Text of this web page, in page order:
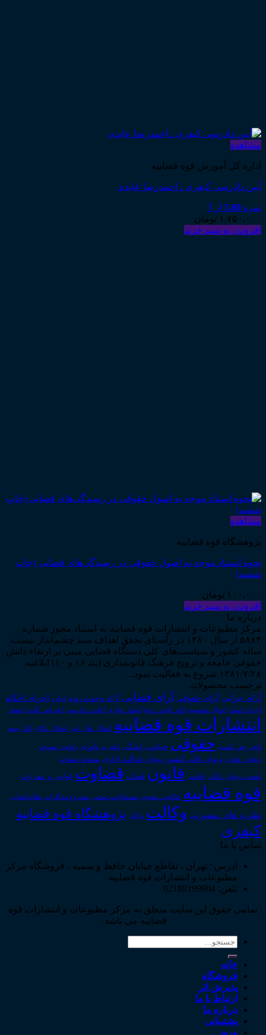
مشاهده
اداره کل آموزش قوه قضاییه
آیین دادرسی کیفری ـ احمدرضا عابدی
نمره 5.00 از 5
۱,۷۵۰,۰۰۰ تومان
افزودن به سبد خرید
مشاهده
پژوهشگاه قوه قضاییه
نحوه استناد موجه به اصول حقوقی در رسیدگی‌های قضایی (چاپ
ششم)
۱۰۰,۰۰۰ تومان
افزودن به سبد خرید
درباره ما
مرکز مطبوعات و انتشارات قوه قضاییه به استناد مجوز شماره
۵۸۸۴ از سال ۱۳۸۰ در راستای تحقق اهداف سند چشم‌انداز بیست
ساله کشور و سیاست‌های کلی دستگاه قضایی مبنی بر ارتقاء دانش
حقوقی جامعه و ترویج فرهنگ قانونمداری (بند ۱۶ و ۱۰) ابلاغیه
۱۳۸۱/۷/۲۸ شروع به فعالیت نمود...
برچسب محصولات
آرای جزایی آرای حقوقی آرای قضایی آرای وحدت رویه اجاره اجرای احکام
اجرای اسناد احوال شخصیه ادله_اثبات_دعوا اسناد_تجاری اعاده_دادرسی اعتراض_ثالث اعسار
انتشارات قوه قضاییه انتقال_مال_غیر انحلال_نکاح بانک بیمه
تاجر حق_کسب حقوقی حوادث_رانندگی خلع_ید داوری دعاوی_تصرف
دعاوی_طاری دیوان عالی کشور دیوان عدالت اداری سقوط_تعهدات
شعب_دیوان_عالی قاضی قانون قضات قضاوت قوانین_و_مقررات
قوه قضاییه مالکیت_معنوی مسئولیت_مدنی مشروح مذاکرات نظام قضایی
نظریه_های_مشورتی وکالت وکیل پژوهشگاه قوه قضاییه
کیفری
تماس با ما
آدرس : تهران ، تقاطع خیابان حافظ و سمیه ، فروشگاه مرکز
مطبوعات و انتشارات قوه قضاییه
تلفن: 02188199904
تمامی حقوق این سایت متعلق به مرکز مطبوعات و انتشارات قوه
قضاییه می باشد .
جستجو
خانه
فروشگاه
پذیرش اثر
ارتباط با ما
درباره ما
پشتیبانی
ورود